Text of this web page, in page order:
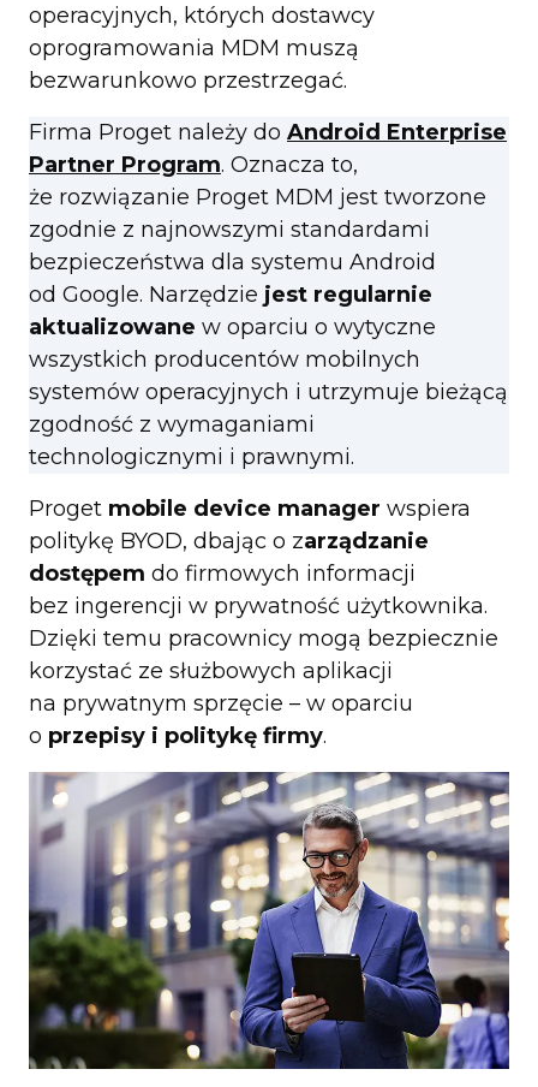
operacyjnych, których dostawcy
oprogramowania MDM muszą
bezwarunkowo przestrzegać.
Firma Proget należy do Android Enterprise
Partner Program. Oznacza to,
że rozwiązanie Proget MDM jest tworzone
zgodnie z najnowszymi standardami
bezpieczeństwa dla systemu Android
od Google. Narzędzie jest regularnie
aktualizowane w oparciu o wytyczne
wszystkich producentów mobilnych
systemów operacyjnych i utrzymuje bieżącą
zgodność z wymaganiami
technologicznymi i prawnymi.
Proget mobile device manager wspiera
politykę BYOD, dbając o zarządzanie
dostępem do firmowych informacji
bez ingerencji w prywatność użytkownika.
Dzięki temu pracownicy mogą bezpiecznie
korzystać ze służbowych aplikacji
na prywatnym sprzęcie – w oparciu
o przepisy i politykę firmy.